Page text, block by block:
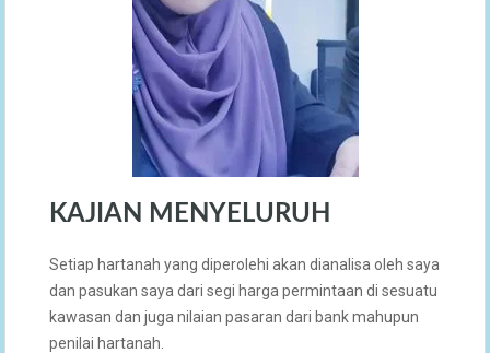
KAJIAN MENYELURUH
Setiap hartanah yang diperolehi akan dianalisa oleh saya
dan pasukan saya dari segi harga permintaan di sesuatu
kawasan dan juga nilaian pasaran dari bank mahupun
penilai hartanah.